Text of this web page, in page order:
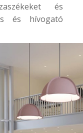
és
és hívogató